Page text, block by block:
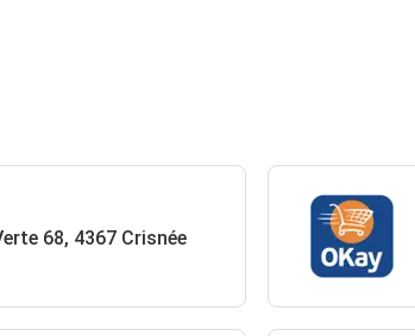
68, 4367 Crisnée